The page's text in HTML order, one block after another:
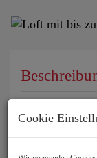
Zuge der
Cookie